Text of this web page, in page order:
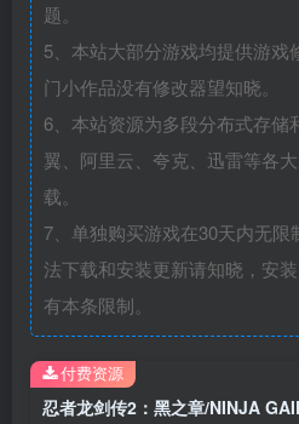
题。
5、本站大部分游戏均提供游戏
门小作品没有修改器望知晓。
6、本站资源为多段分布式存储
翼、阿里云、夸克、迅雷等各
载。
7、单独购买游戏在30天内无
法下载和安装更新请知晓，安
有本条限制。
付费资源